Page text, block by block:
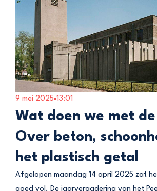
9 mei 2025 13:01
Wat doen we met
Over beton,
het plastisch getal
Afgelopen maandag 14 april 2025 zat
goed vol. De jaarvergadering van het